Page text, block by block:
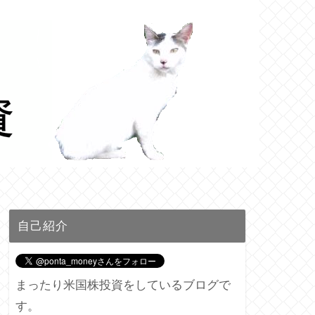
自己紹介
まったり米国株投資をしているブログで
す。